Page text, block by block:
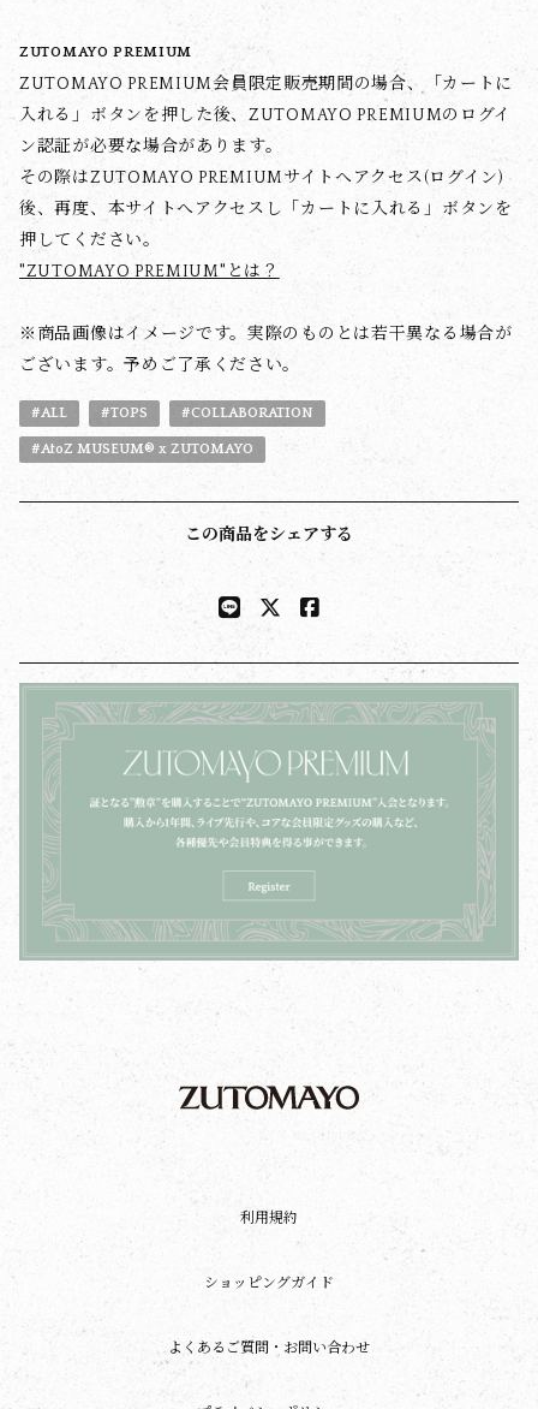
ZUTOMAYO PREMIUM
ZUTOMAYO PREMIUM会員限定販売期間の場合、「カートに
入れる」ボタンを押した後、ZUTOMAYO PREMIUMのログイ
ン認証が必要な場合があります。
その際はZUTOMAYO PREMIUMサイトへアクセス(ログイン)
後、再度、本サイトへアクセスし「カートに入れる」ボタンを
押してください。
"ZUTOMAYO PREMIUM"とは？
※商品画像はイメージです。実際のものとは若干異なる場合が
ございます。予めご了承ください。
#ALL #TOPS #COLLABORATION
#AtoZ MUSEUM® x ZUTOMAYO
この商品をシェアする
利用規約
ショッピングガイド
よくあるご質問・お問い合わせ